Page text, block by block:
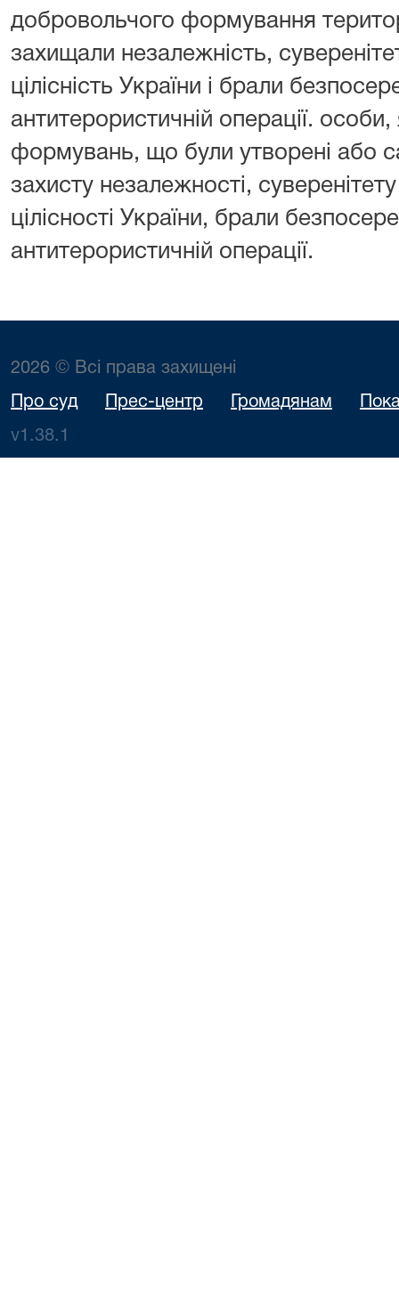
добровольчого формування
захищали незалежність,
цілісність України і брали
антитерористичній операції.
формувань, що були утворені або
захисту незалежності,
цілісності України, брали
антитерористичній операції.
2026 © Всі права захищені
Про суд Прес-центр Громадянам
v1.38.1